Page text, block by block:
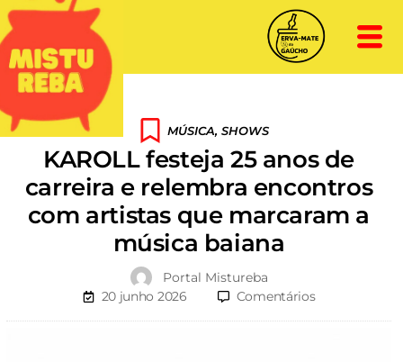
MÚSICA, SHOWS
KAROLL festeja 25 anos de
carreira e relembra encontros
com artistas que marcaram a
música baiana
Portal Mistureba
20 junho 2026
Comentários